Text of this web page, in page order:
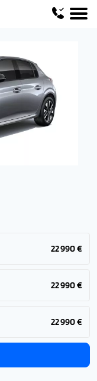
22 990 €
22 990 €
22 990 €